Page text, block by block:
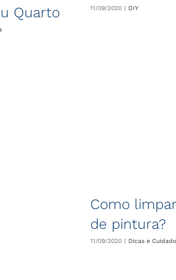
Quarto 11/09/2020 | DIY
Como
de pintura?
11/09/2020 | Dicas e